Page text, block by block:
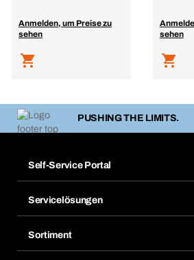
Anmelden, um Preise zu
sehen
sehen
PUSHING THE LIMITS.
Self-Service Portal
Merklisten
Nachbestellung
Servicelösungen
Sortiment